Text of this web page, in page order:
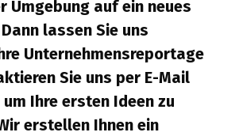
Umgebung auf ein neues
lassen Sie uns
Unternehmensreportage
Sie uns per E-Mail
Ihre ersten Ideen zu
erstellen Ihnen ein